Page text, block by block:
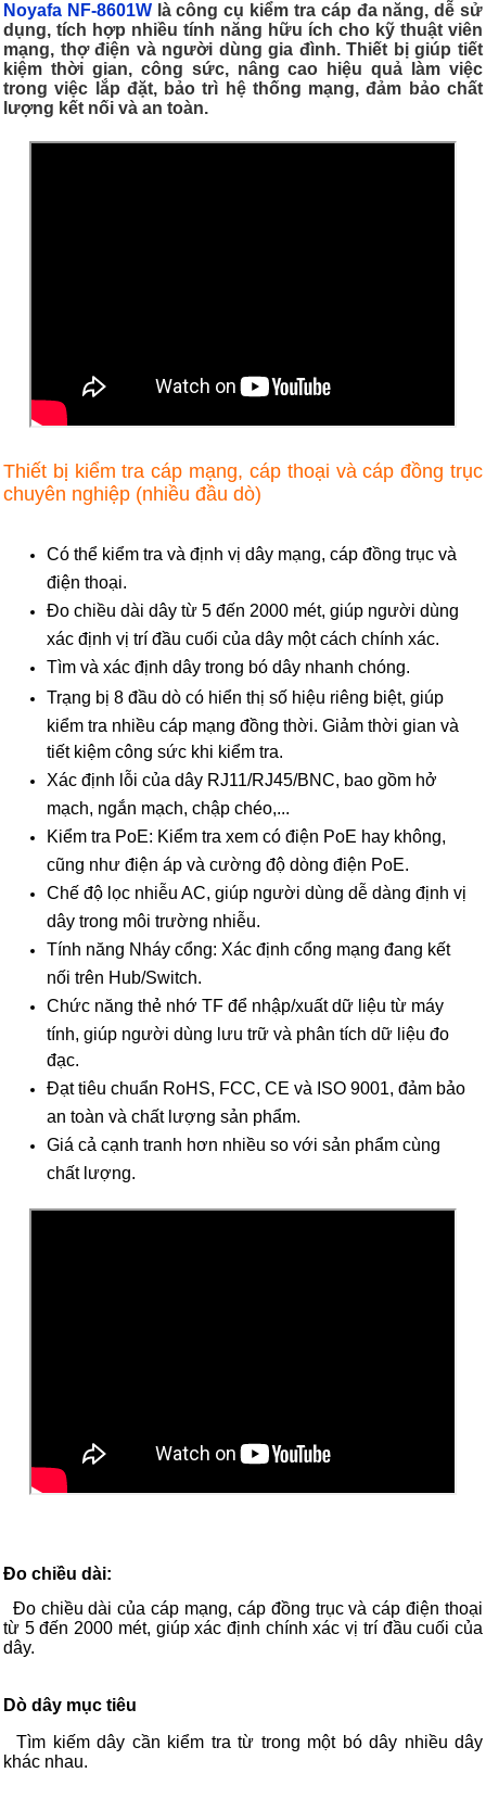
Noyafa NF-8601W là công cụ kiểm tra cáp đa năng, dễ sử
dụng, tích hợp nhiều tính năng hữu ích cho kỹ thuật viên
mạng, thợ điện và người dùng gia đình. Thiết bị giúp tiết
kiệm thời gian, công sức, nâng cao hiệu quả làm việc
trong việc lắp đặt, bảo trì hệ thống mạng, đảm bảo chất
lượng kết nối và an toàn.
Thiết bị kiểm tra cáp mạng, cáp thoại và cáp đồng trục
chuyên nghiệp (nhiều đầu dò)
Có thể kiểm tra và định vị dây mạng, cáp đồng trục và
điện thoại.
Đo chiều dài dây từ 5 đến 2000 mét, giúp người dùng
xác định vị trí đầu cuối của dây một cách chính xác.
Tìm và xác định dây trong bó dây nhanh chóng.
Trạng bị 8 đầu dò có hiển thị số hiệu riêng biệt, giúp
kiểm tra nhiều cáp mạng đồng thời. Giảm thời gian và
tiết kiệm công sức khi kiểm tra.
Xác định lỗi của dây RJ11/RJ45/BNC, bao gồm hở
mạch, ngắn mạch, chập chéo,...
Kiểm tra PoE: Kiểm tra xem có điện PoE hay không,
cũng như điện áp và cường độ dòng điện PoE.
Chế độ lọc nhiễu AC, giúp người dùng dễ dàng định vị
dây trong môi trường nhiễu.
Tính năng Nháy cổng: Xác định cổng mạng đang kết
nối trên Hub/Switch.
Chức năng thẻ nhớ TF để nhập/xuất dữ liệu từ máy
tính, giúp người dùng lưu trữ và phân tích dữ liệu đo
đạc.
Đạt tiêu chuẩn RoHS, FCC, CE và ISO 9001, đảm bảo
an toàn và chất lượng sản phẩm.
Giá cả cạnh tranh hơn nhiều so với sản phẩm cùng
chất lượng.
Đo chiều dài:
Đo chiều dài của cáp mạng, cáp đồng trục và cáp điện thoại
từ 5 đến 2000 mét, giúp xác định chính xác vị trí đầu cuối của
dây.
Dò dây mục tiêu
Tìm kiếm dây cần kiểm tra từ trong một bó dây nhiều dây
khác nhau.